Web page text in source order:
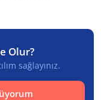
Olur?
sağlayınız.